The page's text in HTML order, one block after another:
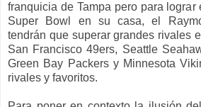
franquicia de Tampa pero para lograr
Super Bowl en su casa, el
tendrán que superar grandes rivales
San Francisco 49ers, Seattle
Green Bay Packers y Minnesota
rivales y favoritos.